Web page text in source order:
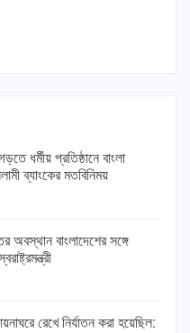
ধর্মীয় প্রতিষ্ঠানে বাংলা
ব্যাংকের মতবিনিময়
অবস্থান বাংলাদেশের সঙ্গে
রেখে নির্যাতন করা হয়েছিল: